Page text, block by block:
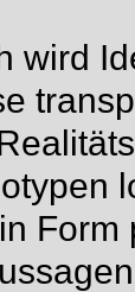
wird